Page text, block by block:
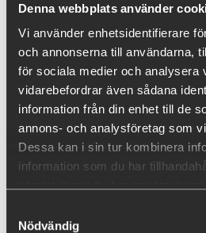
Denna webbplats använder
Vi använder enhetsidentifierare
och annonserna till användarna,
för sociala medier och analysera
vidarebefordrar även sådana
information från din enhet till de
annons- och analysföretag som
Dessa kan i sin tur kombinera
information som du har
Nödvändig
RECENTLY VIEWED